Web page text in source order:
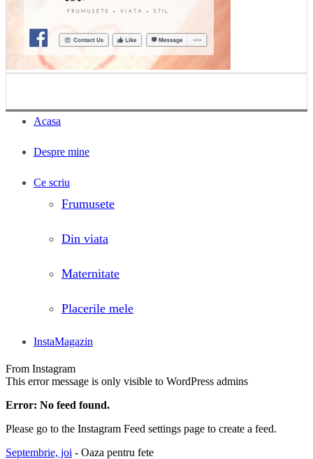
Acasa
Despre mine
Ce scriu
Frumusete
Din viata
Maternitate
Placerile mele
InstaMagazin
From Instagram
This error message is only visible to WordPress admins
Error: No feed found.
Please go to the Instagram Feed settings page to create a feed.
Septembrie, joi - Oaza pentru fete